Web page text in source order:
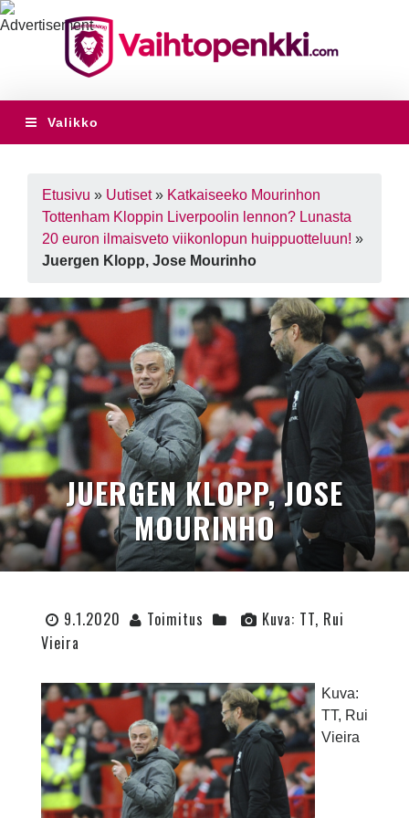
Valikko
Etusivu » Uutiset» Katkaiseeko Mourinhon
Tottenham Kloppin Liverpoolin lennon? Lunasta
20 euron ilmaisveto viikonlopun huippuotteluun! »
Juergen Klopp, Jose Mourinho
JUERGEN KLOPP, JOSE
MOURINHO
9.1.2020 Toimitus
Kuva: TT, Rui
Vieira
Kuva:
TT, Rui
Vieira